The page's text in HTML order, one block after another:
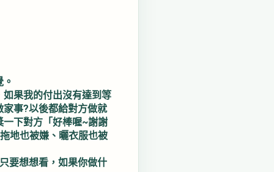
果我的付出沒有達到等
事?以後都給對方做就
下對方「好棒喔~謝謝
地也被嫌、曬衣服也被
要想想看，如果你做什